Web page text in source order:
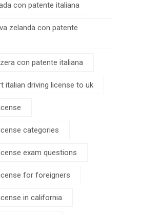
con patente italiana
zelanda con patente
con patente italiana
italian driving license to uk
categories
exam questions
for foreigners
in california